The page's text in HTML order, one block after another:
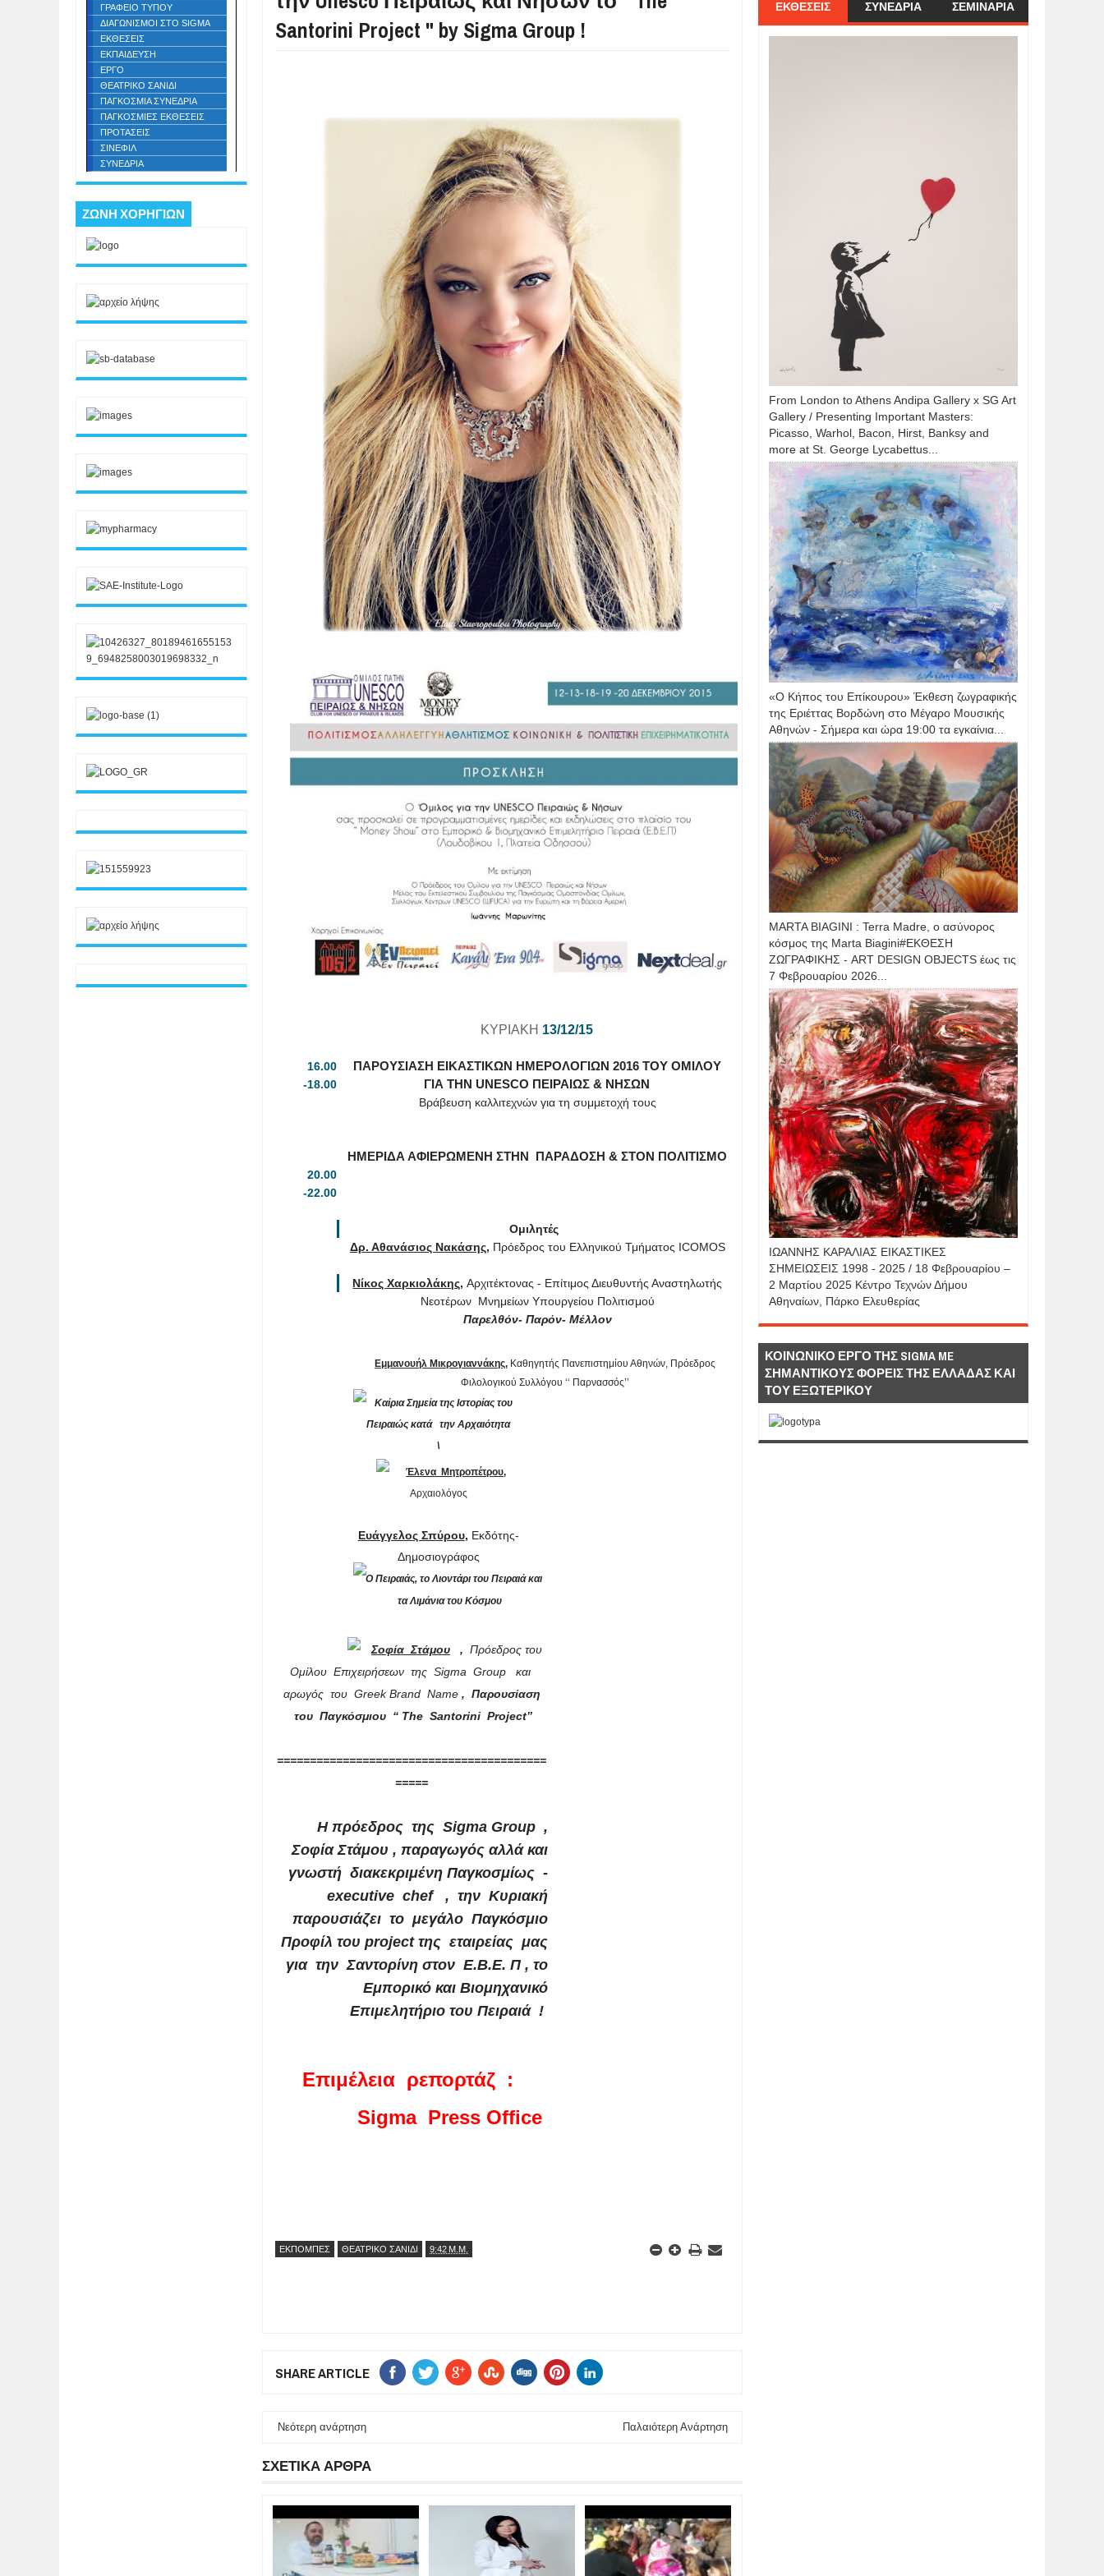
Santorini Project " by Sigma Group !
ΚΥΡΙΑΚΗ 13/12/15
16.00
-18.00
ΠΑΡΟΥΣΙΑΣΗ ΕΙΚΑΣΤΙΚΩΝ ΗΜΕΡΟΛΟΓΙΩΝ 2016 ΤΟΥ ΟΜΙΛΟΥ
ΓΙΑ ΤΗΝ UNESCO ΠΕΙΡΑΙΩΣ & ΝΗΣΩΝ
Βράβευση καλλιτεχνών για τη συμμετοχή τους
20.00
-22.00
ΗΜΕΡΙΔΑ ΑΦΙΕΡΩΜΕΝΗ ΣΤΗΝ ΠΑΡΑΔΟΣΗ & ΣΤΟΝ ΠΟΛΙΤΙΣΜΟ
Ομιλητές
Δρ. Αθανάσιος Νακάσης, Πρόεδρος του Ελληνικού Τμήματος ΙCOMOS
Νίκος Χαρκιολάκης,Αρχιτέκτονας - Επίτιμος Διευθυντής Αναστηλωτής
Νεοτέρων Μνημείων Υπουργείου Πολιτισμού
Παρελθόν- Παρόν- Μέλλον
Εμμανουήλ Μικρογιαννάκης, Καθηγητής Πανεπιστημίου Αθηνών, Πρόεδρος
Φιλολογικού Συλλόγου ‘‘ Παρνασσός’’
Καίρια Σημεία της Ιστορίας του
Πειραιώς κατά την Αρχαιότητα
\
Έλενα Μητροπέτρου,
Αρχαιολόγος
Ευάγγελος Σπύρου, Εκδότης-
Δημοσιογράφος
Ο Πειραιάς, το Λιοντάρι του Πειραιά και
τα Λιμάνια του Κόσμου
Σοφία Στάμου , Πρόεδρος του
Ομίλου Επιχειρήσεων της Sigma Group και
αρωγός τουGreek Brand Name, Παρουσίαση
του Παγκόσμιου ‘‘ Τhe Santorini Project’’
=========================================
=====
Η πρόεδρος της Sigma Group ,
Σοφία Στάμου , παραγωγός αλλά και
γνωστή διακεκριμένη Παγκοσμίως -
executive chef , την Κυριακή
παρουσιάζει το μεγάλο Παγκόσμιο
Προφίλ του project της εταιρείας μας
για την Σαντορίνη στον Ε.Β.Ε. Π , το
Εμπορικό και Βιομηχανικό
Επιμελητήριο του Πειραιά !
Επιμέλεια ρεπορτάζ :
Sigma Press Office
ΕΚΠΟΜΠΕΣ ΘΕΑΤΡΙΚΟ ΣΑΝΙΔΙ 9:42 Μ.Μ.
SHARE ARTICLE
Νεότερη ανάρτηση Παλαιότερη Ανάρτηση
ΣΧΕΤΙΚΑ ΑΡΘΡΑ
ΓΡΑΦΕΙΟ ΤΥΠΟΥ
ΔΙΑΓΩΝΙΣΜΟΙ ΣΤΟ SIGMA
ΕΚΘΕΣΕΙΣ
ΕΚΠΑΙΔΕΥΣΗ
ΕΡΓΟ
ΘΕΑΤΡΙΚΟ ΣΑΝΙΔΙ
ΠΑΓΚΟΣΜΙΑ ΣΥΝΕΔΡΙΑ
ΠΑΓΚΟΣΜΙΕΣ ΕΚΘΕΣΕΙΣ
ΠΡΟΤΑΣΕΙΣ
ΣΙΝΕΦΙΛ
ΣΥΝΕΔΡΙΑ
ΖΩΝΗ ΧΟΡΗΓΙΩΝ
ΕΚΘΕΣΕΙΣ ΣΥΝΕΔΡΙΑ ΣΕΜΙΝΑΡΙΑ
From London to Athens Andipa Gallery x SG Art
Gallery / Presenting Important Masters:
Picasso, Warhol, Bacon, Hirst, Banksy and
more at St. George Lycabettus...
«Ο Κήπος του Επίκουρου» Έκθεση ζωγραφικής
της Εριέττας Βορδώνη στο Μέγαρο Μουσικής
Αθηνών - Σήμερα και ώρα 19:00 τα εγκαίνια...
MARTA BIAGINI : Terra Madre, ο ασύνορος
κόσμος της Marta Biagini#ΕΚΘΕΣΗ
ΖΩΓΡΑΦΙΚΗΣ - ART DESIGN OBJECTS έως τις
7 Φεβρουαρίου 2026...
IΩΑΝΝΗΣ KAΡΑΛΙΑΣ ΕΙΚΑΣΤΙΚΕΣ
ΣΗΜΕΙΩΣΕΙΣ 1998 - 2025 / 18 Φεβρουαρίου –
2 Μαρτίου 2025 Κέντρο Τεχνών Δήμου
Αθηναίων, Πάρκο Ελευθερίας
ΚΟΙΝΩΝΙΚΟ ΕΡΓΟ ΤΗΣ SIGMA ME
ΣΗΜΑΝΤΙΚΟΥΣ ΦΟΡΕΙΣ ΤΗΣ ΕΛΛΑΔΑΣ ΚΑΙ
ΤΟΥ ΕΞΩΤΕΡΙΚΟΥ